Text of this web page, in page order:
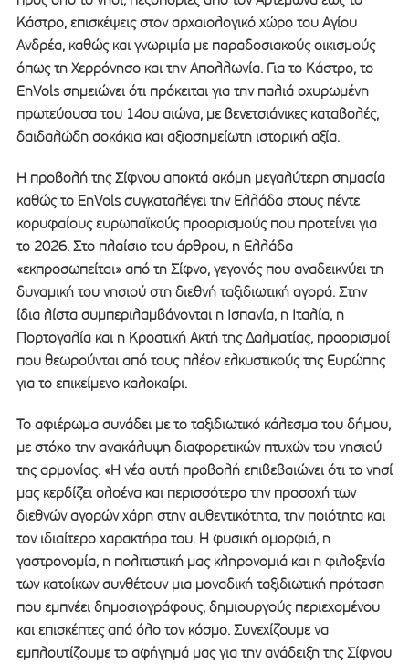
Κάστρο, επισκέψεις στον αρχαιολογικό χώρο του Αγίου
Ανδρέα, καθώς και γνωριμία με παραδοσιακούς οικισμούς
όπως τη Χερρόνησο και την Απολλωνία. Για το Κάστρο, το
EnVols σημειώνει ότι πρόκειται για την παλιά οχυρωμένη
πρωτεύουσα του 14ου αιώνα, με βενετσιάνικες καταβολές,
δαιδαλώδη σοκάκια και αξιοσημείωτη ιστορική αξία.
Η προβολή της Σίφνου αποκτά ακόμη μεγαλύτερη σημασία
καθώς το EnVols συγκαταλέγει την Ελλάδα στους πέντε
κορυφαίους ευρωπαϊκούς προορισμούς που προτείνει για
το 2026. Στο πλαίσιο του άρθρου, η Ελλάδα
«εκπροσωπείται» από τη Σίφνο, γεγονός που αναδεικνύει τη
δυναμική του νησιού στη διεθνή ταξιδιωτική αγορά. Στην
ίδια λίστα συμπεριλαμβάνονται η Ισπανία, η Ιταλία, η
Πορτογαλία και η Κροατική Ακτή της Δαλματίας, προορισμοί
που θεωρούνται από τους πλέον ελκυστικούς της Ευρώπης
για το επικείμενο καλοκαίρι.
Το αφιέρωμα συνάδει με το ταξιδιωτικό κάλεσμα του δήμου,
με στόχο την ανακάλυψη διαφορετικών πτυχών του νησιού
της αρμονίας. «Η νέα αυτή προβολή επιβεβαιώνει ότι το νησί
μας κερδίζει ολοένα και περισσότερο την προσοχή των
διεθνών αγορών χάρη στην αυθεντικότητα, την ποιότητα και
τον ιδιαίτερο χαρακτήρα του. Η φυσική ομορφιά, η
γαστρονομία, η πολιτιστική μας κληρονομιά και η φιλοξενία
των κατοίκων συνθέτουν μια μοναδική ταξιδιωτική πρόταση
που εμπνέει δημοσιογράφους, δημιουργούς περιεχομένου
και επισκέπτες από όλο τον κόσμο. Συνεχίζουμε να
εμπλουτίζουμε το αφήγημά μας για την ανάδειξη της Σίφνου